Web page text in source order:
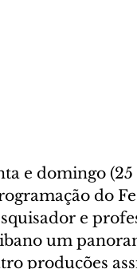
e domingo (25
do
e
um
produções